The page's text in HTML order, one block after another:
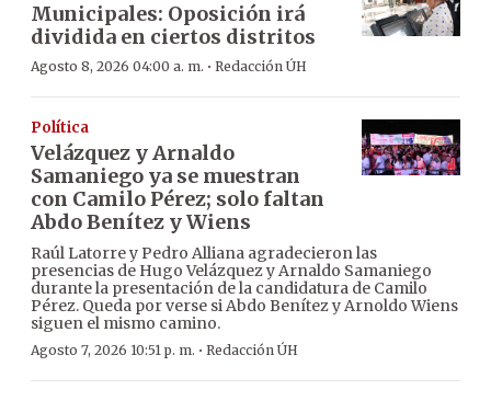
Municipales: Oposición irá
dividida en ciertos distritos
Agosto 8, 2026 04:00 a. m. · Redacción ÚH
Política
Velázquez y Arnaldo
Samaniego ya se muestran
con Camilo Pérez; solo faltan
Abdo Benítez y Wiens
Raúl Latorre y Pedro Alliana agradecieron las
presencias de Hugo Velázquez y Arnaldo Samaniego
durante la presentación de la candidatura de Camilo
Pérez. Queda por verse si Abdo Benítez y Arnoldo Wiens
siguen el mismo camino.
Agosto 7, 2026 10:51 p. m. · Redacción ÚH